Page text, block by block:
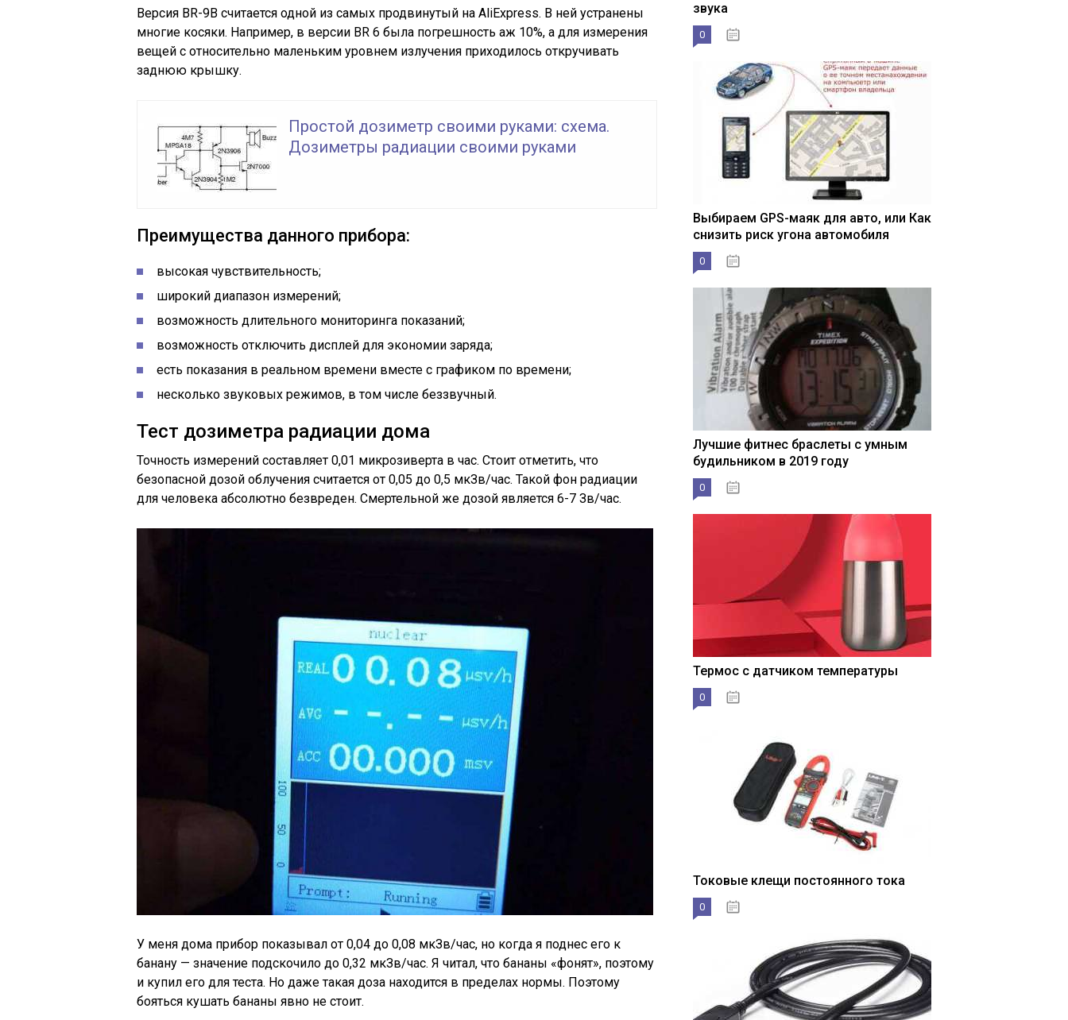
Версия BR-9B считается одной из самых продвинутый на AliExpress. В ней устранены
многие косяки. Например, в версии BR 6 была погрешность аж 10%, а для измерения
вещей с относительно маленьким уровнем излучения приходилось откручивать
заднюю крышку.
Простой дозиметр своими руками: схема.
Дозиметры радиации своими руками
Преимущества данного прибора:
высокая чувствительность;
широкий диапазон измерений;
возможность длительного мониторинга показаний;
возможность отключить дисплей для экономии заряда;
есть показания в реальном времени вместе с графиком по времени;
несколько звуковых режимов, в том числе беззвучный.
Тест дозиметра радиации дома
Точность измерений составляет 0,01 микрозиверта в час. Стоит отметить, что
безопасной дозой облучения считается от 0,05 до 0,5 мкЗв/час. Такой фон радиации
для человека абсолютно безвреден. Смертельной же дозой является 6-7 Зв/час.
У меня дома прибор показывал от 0,04 до 0,08 мкЗв/час, но когда я поднес его к
банану — значение подскочило до 0,32 мкЗв/час. Я читал, что бананы «фонят», поэтому
и купил его для теста. Но даже такая доза находится в пределах нормы. Поэтому
бояться кушать бананы явно не стоит.
звука
0
Выбираем GPS-маяк для авто, или Как
снизить риск угона автомобиля
0
Лучшие фитнес браслеты с умным
будильником в 2019 году
0
Термос с датчиком температуры
0
Токовые клещи постоянного тока
0